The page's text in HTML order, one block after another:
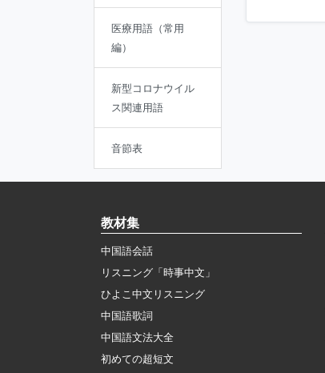
医療用語（常用
編）
新型コロナウイル
ス関連用語
音節表
教材集
中国語会話
リスニング「時事中文」
ひよこ中文リスニング
中国語歌詞
中国語文法大全
初めての超短文